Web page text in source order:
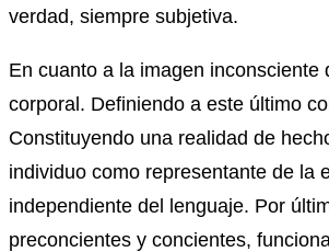
verdad, siempre subjetiva.
En cuanto a la imagen
corporal. Definiendo a este último
Constituyendo una realidad de
individuo como representante de la
independiente del lenguaje. Por
preconcientes y concientes,